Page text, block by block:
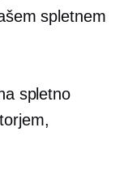
spletnem
spletno